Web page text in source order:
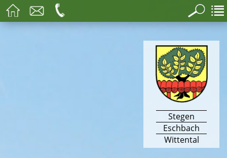
Stegen
Eschbach
Wittental